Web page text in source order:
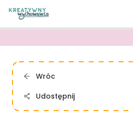
Wróc
Udostępnij